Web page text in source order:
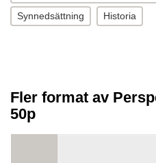
Synnedsättning Historia
Fler format av
50p